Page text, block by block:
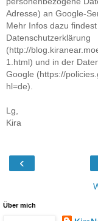
Adresse) an Google-
Mehr Infos dazu
Datenschutzerklärung
(http://
1.html) und in der
Google (https://
hl=de).
Lg,
Kira
‹
Über mich